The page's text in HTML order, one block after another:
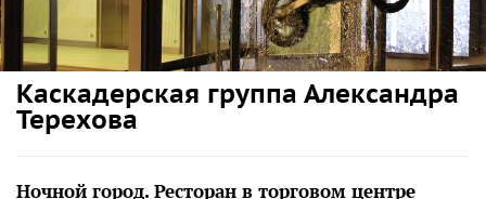
Каскадерская группа Александра
Терехова
Ночной город. Ресторан в торговом центре